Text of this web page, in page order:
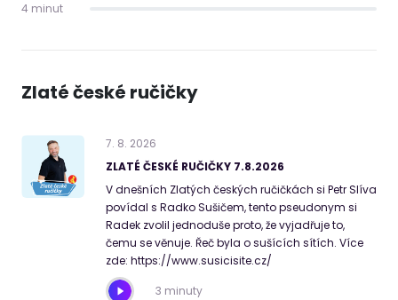
4 minut
Zlaté české ručičky
7. 8. 2026
ZLATÉ ČESKÉ RUČIČKY 7.8.2026
V dnešních Zlatých českých ručičkách si Petr Slíva
povídal s Radko Sušičem, tento pseudonym si
Radek zvolil jednoduše proto, že vyjadřuje to,
čemu se věnuje. Řeč byla o sušících sítích. Více
zde: https://www.susicisite.cz/
3 minuty